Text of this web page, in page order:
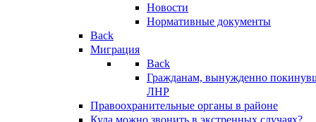
Новости
Нормативные документы
Back
Миграция
Back
Гражданам, вынужденно
ЛНР
Правоохранительные органы в районе
Куда можно звонить в экстренных случаях?